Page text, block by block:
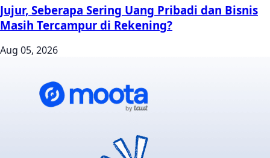
Jujur, Seberapa Sering Uang Pribadi dan Bisnis
Masih Tercampur di Rekening?
Aug 05, 2026